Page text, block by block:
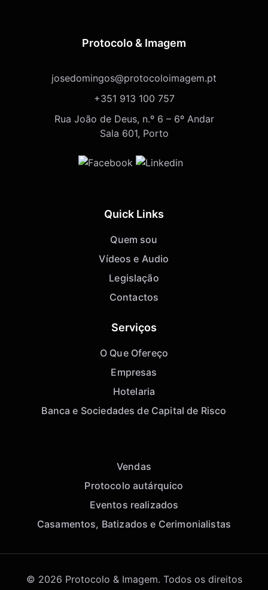
Protocolo & Imagem
josedomingos@protocoloimagem.pt
+351 913 100 757
Rua João de Deus, n.º 6 – 6º Andar
Sala 601, Porto
Quick Links
Quem sou
Vídeos e Audio
Legislação
Contactos
Serviços
O Que Ofereço
Empresas
Hotelaria
Banca e Sociedades de Capital de Risco
Vendas
Protocolo autárquico
Eventos realizados
Casamentos, Batizados e Cerimonialistas
© 2026 Protocolo & Imagem. Todos os direitos